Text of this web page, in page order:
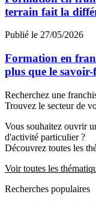
terrain fait la
Publié le 27/05/2026
Formation en
plus que le savoir-
Recherchez une
Trouvez le secteur de
Vous souhaitez ouvrir
d'activité particulier ?
Découvrez toutes les
Voir toutes les
Recherches populaires